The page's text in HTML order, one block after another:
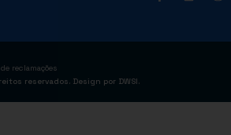
reclamações
reservados. Design por DWSI.